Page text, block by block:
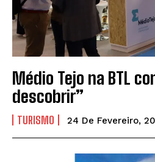
Médio Tejo na BTL
descobrir”
TURISMO 24 De Fevereiro,